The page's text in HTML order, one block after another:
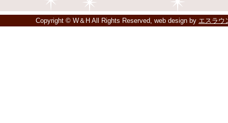
Copyright © W＆H All Rights Reserved, web design by エスラウ